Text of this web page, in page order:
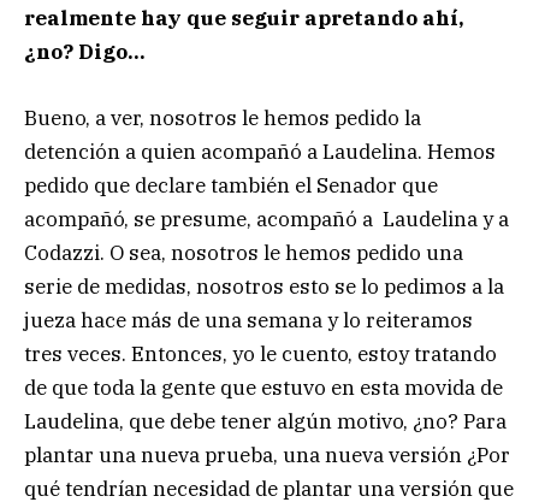
realmente hay que seguir apretando ahí,
¿no? Digo…
Bueno, a ver, nosotros le hemos pedido la
detención a quien acompañó a Laudelina. Hemos
pedido que declare también el Senador que
acompañó, se presume, acompañó a Laudelina y a
Codazzi. O sea, nosotros le hemos pedido una
serie de medidas, nosotros esto se lo pedimos a la
jueza hace más de una semana y lo reiteramos
tres veces. Entonces, yo le cuento, estoy tratando
de que toda la gente que estuvo en esta movida de
Laudelina, que debe tener algún motivo, ¿no? Para
plantar una nueva prueba, una nueva versión ¿Por
qué tendrían necesidad de plantar una versión que